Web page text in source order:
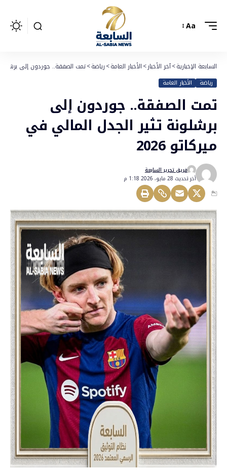
Aa
السابعة الإخبارية>آخر الأخبار>الأخبار العامة>رياضة>تمت الصفقة.. جوردون إلى برشلونة
رياضة الأخبار العامة
تمت الصفقة.. جوردون إلى
برشلونة تثير الجدل المالي في
ميركاتو 2026
أخر تحديث 28 مايو، 2026 1:18 م
فريق تحرير السابعة